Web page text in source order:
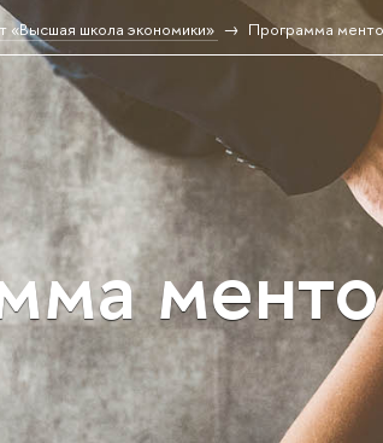
«Высшая школа экономики» Программа